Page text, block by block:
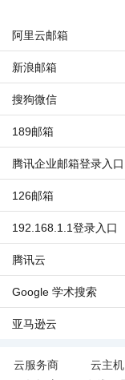
阿里云邮箱
新浪邮箱
搜狗微信
189邮箱
腾讯企业邮箱登录入口
126邮箱
192.168.1.1登录入口
腾讯云
Google 学术搜索
亚马逊云
云服务商 云主机